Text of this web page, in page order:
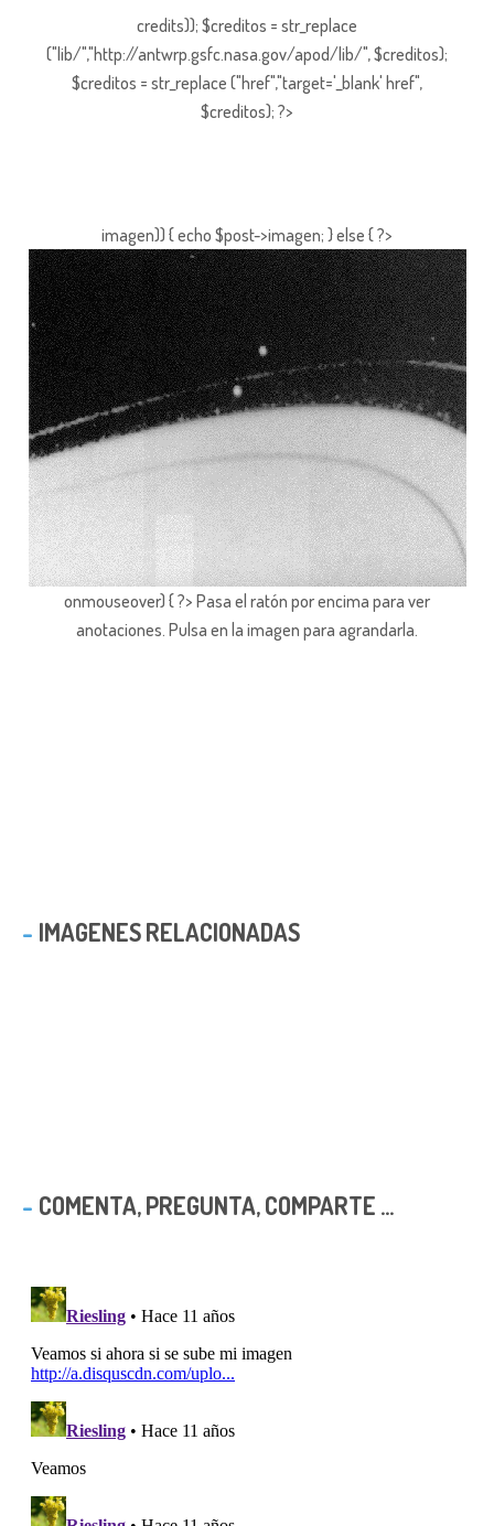
credits)); $creditos = str_replace
("lib/","http://antwrp.gsfc.nasa.gov/apod/lib/", $creditos);
$creditos = str_replace ("href","target='_blank' href",
$creditos); ?>
imagen)) { echo $post->imagen; } else { ?>
onmouseover) { ?> Pasa el ratón por encima para ver
anotaciones. Pulsa en la imagen para agrandarla.
IMAGENES RELACIONADAS
COMENTA, PREGUNTA, COMPARTE ...